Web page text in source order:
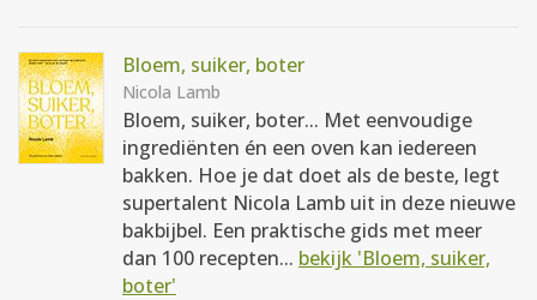
Bloem, suiker, boter
Nicola Lamb
Bloem, suiker, boter... Met eenvoudige
ingrediënten én een oven kan iedereen
bakken. Hoe je dat doet als de beste, legt
supertalent Nicola Lamb uit in deze nieuwe
bakbijbel. Een praktische gids met meer
dan 100 recepten... bekijk 'Bloem, suiker,
boter'